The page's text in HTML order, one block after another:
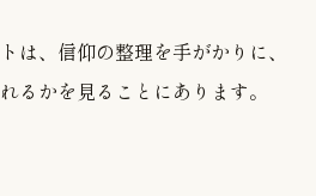
は、信仰の整理を手がかりに、
るかを見ることにあります。